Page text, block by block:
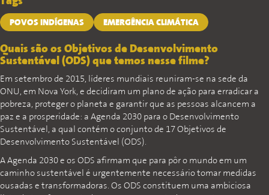
POVOS INDÍGENAS EMERGÊNCIA CLIMÁTICA
Quais são os Objetivos de Desenvolvimento
Sustentável (ODS) que temos nesse filme?
Em setembro de 2015, líderes mundiais reuniram-se na sede da
ONU, em Nova York, e decidiram um plano de ação para erradicar a
pobreza, proteger o planeta e garantir que as pessoas alcancem a
paz e a prosperidade: a Agenda 2030 para o Desenvolvimento
Sustentável, a qual contém o conjunto de 17 Objetivos de
Desenvolvimento Sustentável (ODS).
A Agenda 2030 e os ODS afirmam que para pôr o mundo em um
caminho sustentável é urgentemente necessário tomar medidas
ousadas e transformadoras. Os ODS constituem uma ambiciosa